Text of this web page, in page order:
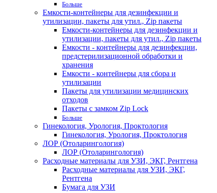
Больше
Емкости-контейнеры для дезинфекции и
утилизации, пакеты для утил., Zip пакеты
Емкости-контейнеры для дезинфекции и
утилизации, пакеты для утил., Zip пакеты
Емкости - контейнеры для дезинфекции,
предстерилизационной обработки и
хранения
Емкости - контейнеры для сбора и
утилизации
Пакеты для утилизации медицинских
отходов
Пакеты с замком Zip Lock
Больше
Гинекология, Урология, Проктология
Гинекология, Урология, Проктология
ЛОР (Отоларингология)
ЛОР (Отоларингология)
Расходные материалы для УЗИ, ЭКГ, Рентгена
Расходные материалы для УЗИ, ЭКГ,
Рентгена
Бумага для УЗИ